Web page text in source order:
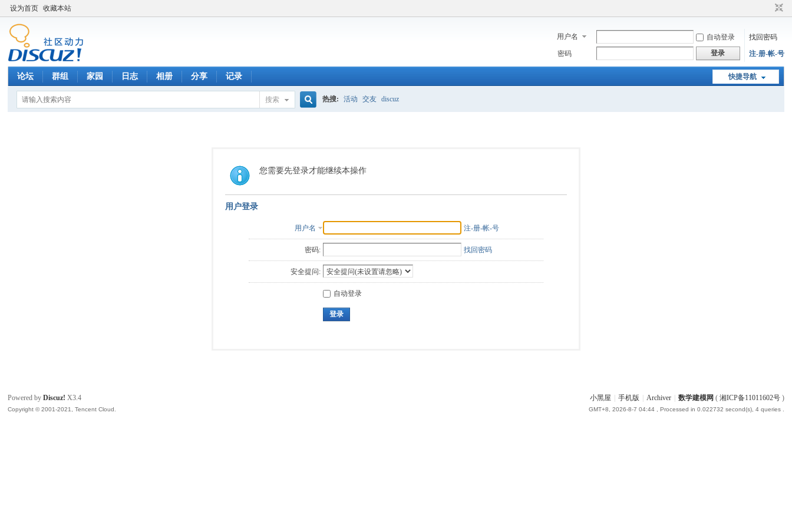
设为首页 收藏本站
用户名 自动登录
找回密码
密码
登录 注-册-帐-号
快捷导航
论坛 群组 家园 日志 相册 分享 记录
搜索
索
热搜: 活动 交友 discuz
您需要先登录才能继续本操作
用户登录
用户名 注-册-帐-号
密码: 找回密码
安全提问:
自动登录
登录
小黑屋 手机版 Archiver 数学建模网 ( 湘ICP备11011602号)
GMT+8, 2026-8-7 04:44, Processed in 0.022732 second(s), 4 queries .
Powered byDiscuz! X3.4
Copyright © 2001-2021, Tencent Cloud.